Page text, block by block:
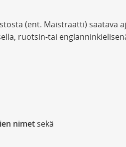
(ent. Maistraatti) saatava
ruotsin-tai
nimet sekä